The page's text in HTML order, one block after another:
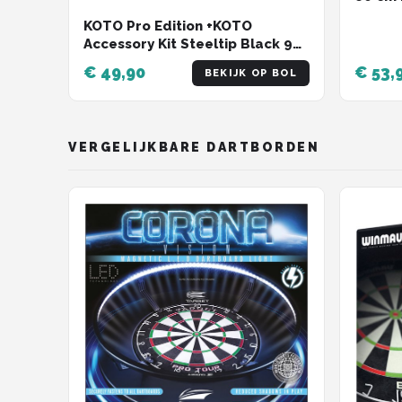
KOTO Pro Edition +KOTO
Accessory Kit Steeltip Black 90
Pieces, Complete DartSet,
Dartbord
€ 49,90 BEKIJK OP BOL
Ihnen
€
VERGELIJKBARE DARTBORDEN